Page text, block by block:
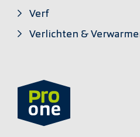
Verf
Verlichten &